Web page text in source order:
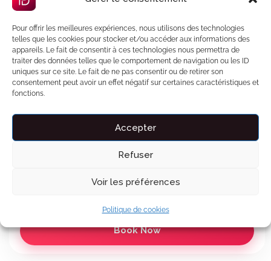
Pour offrir les meilleures expériences, nous utilisons des technologies
telles que les cookies pour stocker et/ou accéder aux informations des
appareils. Le fait de consentir à ces technologies nous permettra de
traiter des données telles que le comportement de navigation ou les ID
uniques sur ce site. Le fait de ne pas consentir ou de retirer son
consentement peut avoir un effet négatif sur certaines caractéristiques et
fonctions.
Accepter
Refuser
Voir les préférences
Politique de cookies
Garantie séjour incluse
🎁Offert avec votre réservation OFFERT
Carte d'invitation personnalisée Aperçu
Un jeu de cartes pour deux Aperçu
L'IA trouve votre film idéal
Voir le détail des prix
Book Now